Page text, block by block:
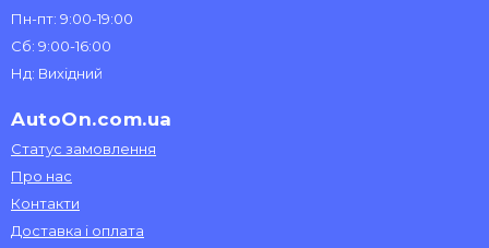
Пн-пт: 9:00-19:00
Сб: 9:00-16:00
Нд: Вихідний
AutoOn.com.ua
Статус замовлення
Про нас
Контакти
Доставка і оплата